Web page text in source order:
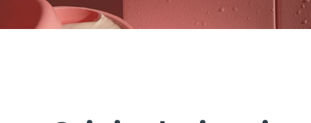
FAQ™ Dual LED Panel